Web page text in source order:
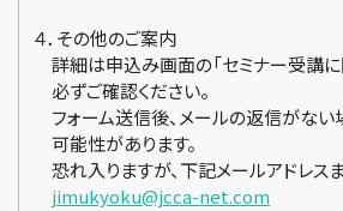
４．その他のご案内
詳細は申込み画面の「セミナー受講に
必ずご確認ください。
フォーム送信後、メールの返信がな
可能性があります。
恐れ入りますが、下記メールアドレス
jimukyoku@jcca-net.com